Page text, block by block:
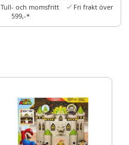
Tull- och momsfritt
Fri frakt över
599,-*